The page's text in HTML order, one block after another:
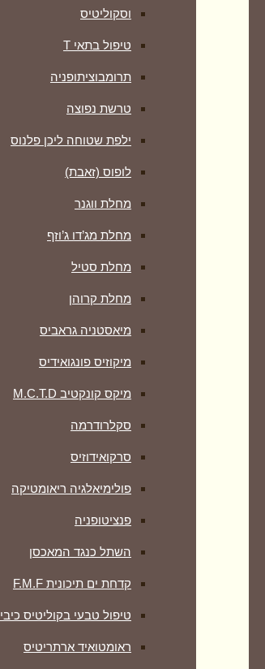
וסקוליטיס
טיפול בתאי T
תרומבוציתופניה
טרשת נפוצה
ילפת שטוחה ליכן פלנוס
לופוס (זאבת)
מחלת ווגנר
מחלת מג’דו ג’וזף
מחלת סטיל
מחלת קרוהן
מיאסטניה גראביס
מיקוזיס פונגואידיס
מיקס קונקטיב M.C.T.D
סקלרודרמה
סרקואידוזיס
פולימיאלגיה ריאומטיקה
‏פנציטופניה
השתל כנגד המאכסן
קדחת ים תיכונית F.M.F
טיפול טבעי בקוליטיס
ראומטואיד ארתריטיס